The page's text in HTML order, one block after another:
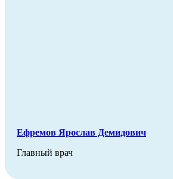
Ефремов Ярослав Демидович
Главный врач